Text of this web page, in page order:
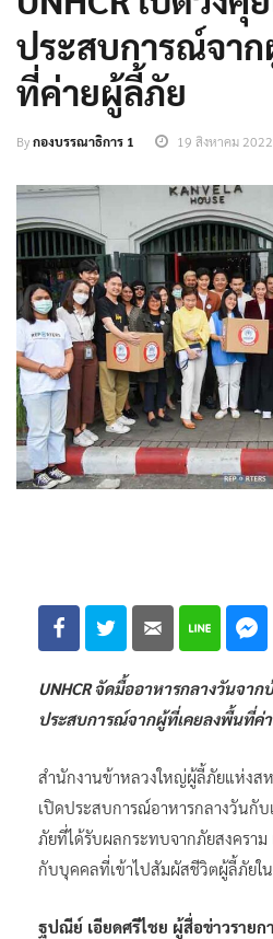
ประสบการณ์จา
ที่ค่ายผู้ลี้ภัย
Byกองบรรณาธิการ 1 19 สิงหาคม 2022
UNHCR จัดมื้ออาหารกลางวันจาก
ประสบการณ์จากผู้ที่เคยลงพื้นที่ค่
สำนักงานข้าหลวงใหญ่ผู้ลี้ภัยแห่งส
เปิดประสบการณ์อาหารกลางวันกั
ภัยที่ได้รับผลกระทบจากภัยสงครา
กับบุคคลที่เข้าไปสัมผัสชีวิตผู้ลี้ภัยใ
ฐปณีย์ เอียดศรีไชย ผู้สื่อข่าวรายก